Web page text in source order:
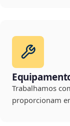
Trabalhamos
proporcionam